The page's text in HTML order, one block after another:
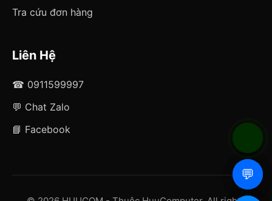
Tra cứu đơn hàng
Liên Hệ
☎ 0911599997
💬 Chat Zalo
📘 Facebook
💬
💬